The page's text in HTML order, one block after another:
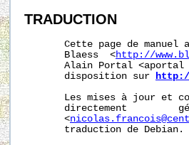
TRADUCTION
Cette page de manuel
       Blaess  <
http://
Alain Portal
       disposition sur
Les mises à jour et
directement
       <
       traduction de Debian.